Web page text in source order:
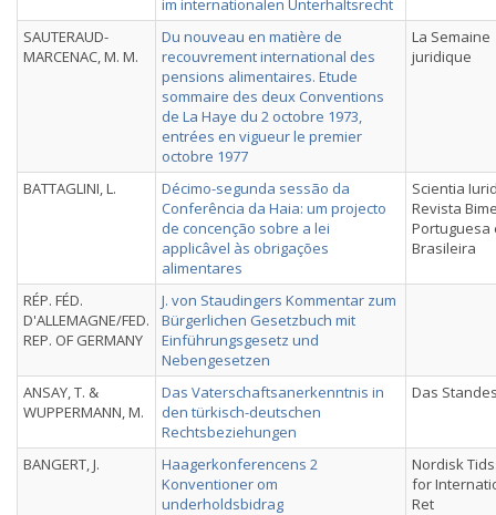
im internationalen Unterhaltsrecht
SAUTERAUD-
MARCENAC, M. M.
Du nouveau en matière de
recouvrement international des
pensions alimentaires. Etude
sommaire des deux Conventions
de La Haye du 2 octobre 1973,
entrées en vigueur le premier
octobre 1977
La Semaine
juridique
BATTAGLINI, L.
Décimo-segunda sessão da
Conferência da Haia: um projecto
de concenção sobre a lei
applicâvel às obrigações
alimentares
Scientia
Revista
Portuguesa
Brasileira
RÉP. FÉD.
D'ALLEMAGNE/FED.
REP. OF GERMANY
J. von Staudingers Kommentar zum
Bürgerlichen Gesetzbuch mit
Einführungsgesetz und
Nebengesetzen
ANSAY, T. &
WUPPERMANN, M.
Das Vaterschaftsanerkenntnis in
den türkisch-deutschen
Rechtsbeziehungen
Das
BANGERT, J.
Haagerkonferencens 2
Konventioner om
underholdsbidrag
Nordisk
for
Ret